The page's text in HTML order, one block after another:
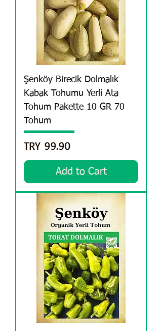
Şenköy Birecik Dolmalık
Kabak Tohumu Yerli Ata
Tohum Pakette 10 GR 70
Tohum
Price
TRY 99.90
Add to Cart